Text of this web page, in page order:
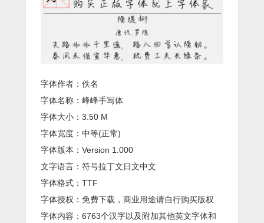
字体作者：佚名
字体名称：峰峰手写体
字体大小：3.50 M
字体宽度：中等(正常)
字体版本：Version 1.000
文字语言：符号拉丁文日文中文
字体格式：TTF
字体授权：免费下载，商业用途请自行购买版权
字体内容：6763个汉字以及附加其他英文字体和